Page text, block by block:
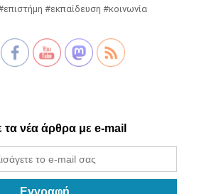
#εκπαίδευση #κοινωνία
τα νέα άρθρα με e-mail